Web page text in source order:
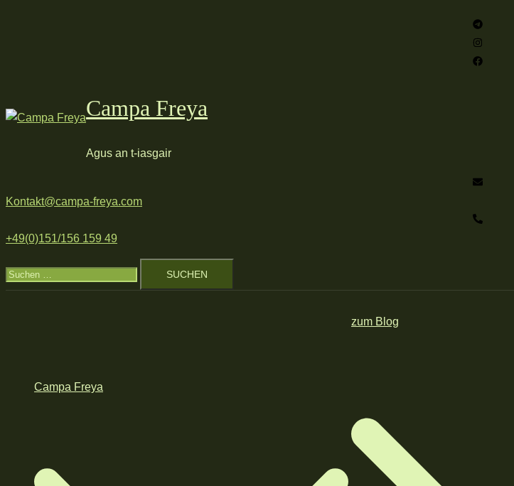
Campa Freya
Agus an t-iasgair
Kontakt@campa-freya.com
+49(0)151/156 159 49
Suchen
nach:
Campa Freya
zum Blog